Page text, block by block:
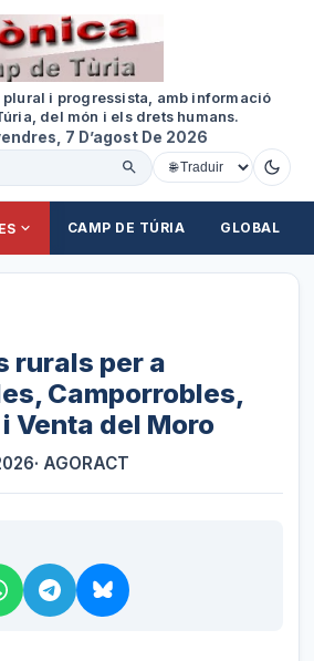
i progressista, amb informació
del món i els drets humans.
7 D’agost De 2026
CAMP DE TÚRIA GLOBAL
rurals per a
Camporrobles,
Venta del Moro
· AGORACT